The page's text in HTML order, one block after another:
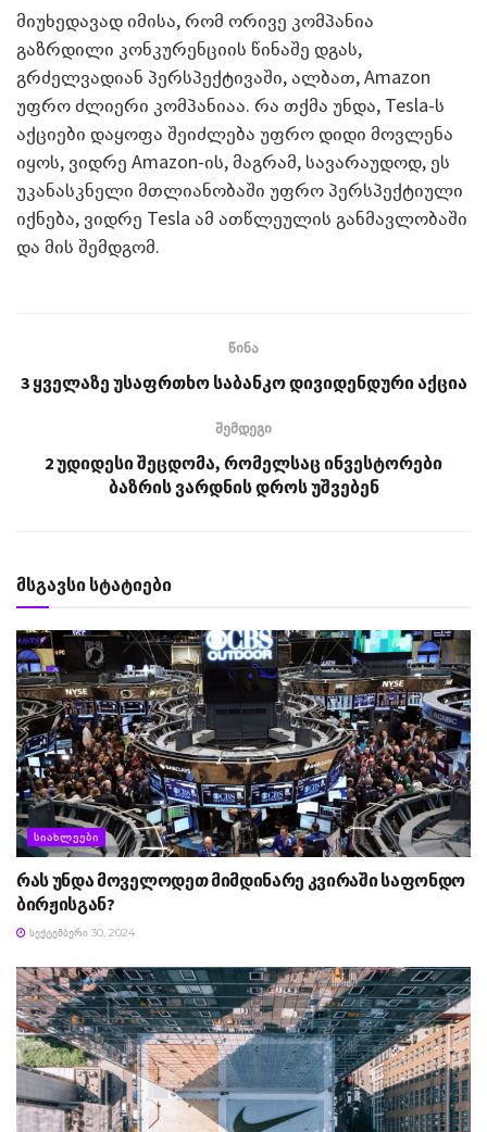
მიუხედავად იმისა, რომ ორივე კომპანია
გაზრდილი კონკურენციის წინაშე დგას,
გრძელვადიან პერსპექტივაში, ალბათ, Amazon
უფრო ძლიერი კომპანიაა. რა თქმა უნდა, Tesla-ს
აქციები დაყოფა შეიძლება უფრო დიდი მოვლენა
იყოს, ვიდრე Amazon-ის, მაგრამ, სავარაუდოდ, ეს
უკანასკნელი მთლიანობაში უფრო პერსპექტიული
იქნება, ვიდრე Tesla ამ ათწლეულის განმავლობაში
და მის შემდგომ.
წინა
3 ყველაზე უსაფრთხო საბანკო დივიდენდური აქცია
შემდეგი
2 უდიდესი შეცდომა, რომელსაც ინვესტორები
ბაზრის ვარდნის დროს უშვებენ
მსგავსი სტატიები
ᲡᲘᲐᲮᲚᲔᲔᲑᲘ
რას უნდა მოველოდეთ მიმდინარე კვირაში საფონდო
ბირჟისგან?
ᲡᲔᲥᲢᲔᲛᲑᲔᲠᲘ 30, 2024